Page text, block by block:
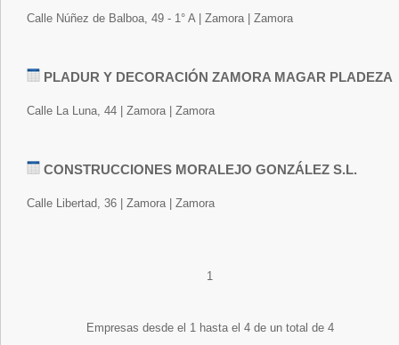
Calle Núñez de Balboa, 49 - 1° A | Zamora | Zamora
PLADUR Y DECORACIÓN ZAMORA MAGAR PLADEZA
Calle La Luna, 44 | Zamora | Zamora
CONSTRUCCIONES MORALEJO GONZÁLEZ S.L.
Calle Libertad, 36 | Zamora | Zamora
1
Empresas desde el 1 hasta el 4 de un total de 4